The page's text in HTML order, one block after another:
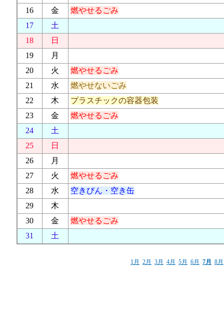
16
金
燃やせるごみ
17
土
18
日
19
月
20
火
燃やせるごみ
21
水
燃やせないごみ
22
木
プラスチックの容器包装
23
金
燃やせるごみ
24
土
25
日
26
月
27
火
燃やせるごみ
28
水
空きびん・空き缶
29
木
30
金
燃やせるごみ
31
土
1月 2月 3月 4月 5月 6月 7月 8月